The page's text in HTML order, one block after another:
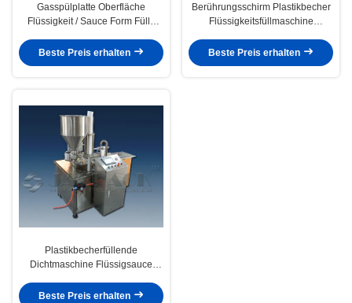
Gasspülplatte Oberfläche
Flüssigkeit / Sauce Form Fülle
/ Getränkeindustrie
Beste Preis erhalten
Berührungsschirm Plastikbecher
Flüssigkeitsfüllmaschine
Vakuumversiegelung
Beste Preis erhalten
Plastikbecherfüllende
Dichtmaschine Flüssigsauce
Betrieb
Beste Preis erhalten